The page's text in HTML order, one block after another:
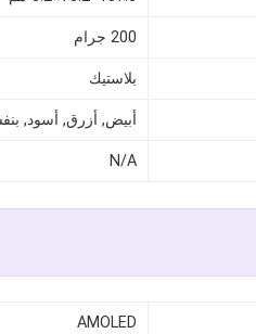
200 جرام
بلاستيك
أبيض, أزرق, أسود,
N/A
AMOLED